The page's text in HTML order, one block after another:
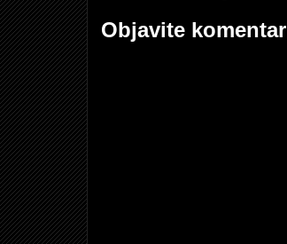
Objavite komentar